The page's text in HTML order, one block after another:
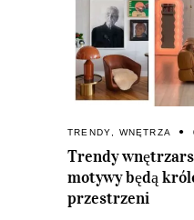
TRENDY WNĘTRZA
Trendy
motywy będą
przestrzeni